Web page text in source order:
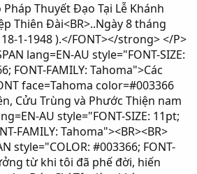
Thuyết Đạo Tại Lễ Khánh
Thiên Ðài<BR>..Ngày 8 tháng
1-1948 ).</FONT></strong> </P>
lang=EN-AU style="FONT-SIZE:
FONT-FAMILY: Tahoma">Các
face=Tahoma color=#003366
Cửu Trùng và Phước Thiện nam
AU style="FONT-SIZE: 11pt;
FAMILY: Tahoma"><BR><BR>
style="COLOR: #003366; FONT-
từ khi tôi đã phế đời, hiến